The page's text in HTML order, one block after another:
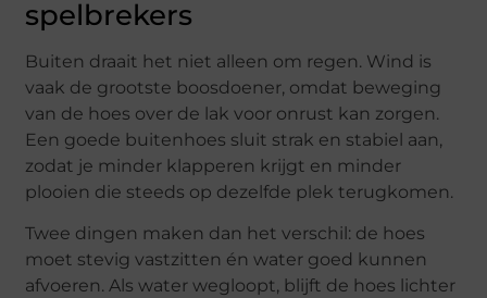
spelbrekers
Buiten draait het niet alleen om regen. Wind is
vaak de grootste boosdoener, omdat beweging
van de hoes over de lak voor onrust kan zorgen.
Een goede buitenhoes sluit strak en stabiel aan,
zodat je minder klapperen krijgt en minder
plooien die steeds op dezelfde plek terugkomen.
Twee dingen maken dan het verschil: de hoes
moet stevig vastzitten én water goed kunnen
afvoeren. Als water wegloopt, blijft de hoes lichter